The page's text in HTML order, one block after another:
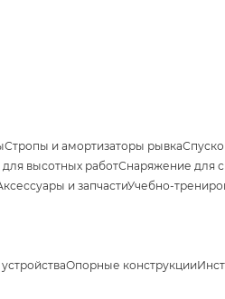
Стропы и амортизаторы рывка
высотных работСнаряжение для
и запчастиУчебно-
Опорные конструкции